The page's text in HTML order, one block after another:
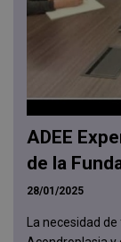
ADEE
de la
28/01/2025
La necesidad